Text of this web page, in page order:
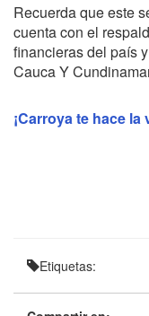
Recuerda que este
cuenta con el
financieras del país y
Cauca Y
¡Carroya te hace
Etiquetas: